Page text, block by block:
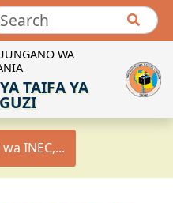
WA
TAIFA YA
INEC,...